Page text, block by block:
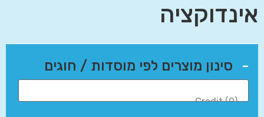
אינדוקציה
סינון מוצרים לפי מוסדות / חוגים -